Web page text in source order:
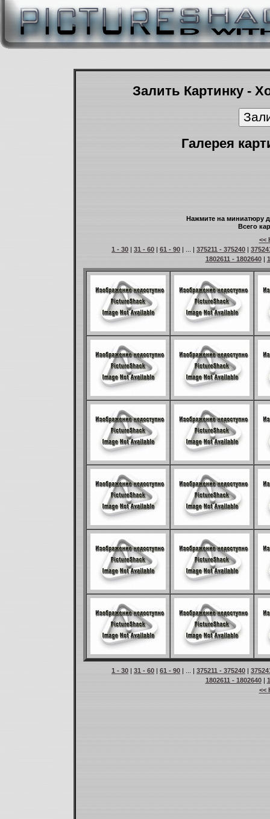
Залить Картинку -
Галерея
Нажмите на миниатюру
Всего
<<
1 - 30 | 31 - 60 | 61 - 90 | ... | 375211 - 375240 |
1802611 - 1802640|
1 - 30 | 31 - 60 | 61 - 90 | ... | 375211 - 375240 |
1802611 - 1802640|
<<